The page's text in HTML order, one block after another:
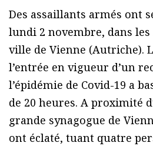
Des assaillants armés ont
lundi 2 novembre, dans
ville de Vienne (Autriche).
l’entrée en vigueur d’un
l’épidémie de Covid-19 a
de 20 heures. A proximité
grande synagogue de
ont éclaté, tuant quatre